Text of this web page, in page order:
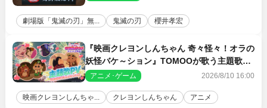
劇場版「鬼滅の刃」無... 鬼滅の刃 櫻井孝宏
『映画クレヨンしんちゃん 奇々怪々！オラの
妖怪バケ～ション』TOMOOが歌う主題歌
「大人になったら」PV解禁
アニメ･ゲーム 2026/8/10 16:00
映画クレヨンしんちゃ... クレヨンしんちゃん アニメ